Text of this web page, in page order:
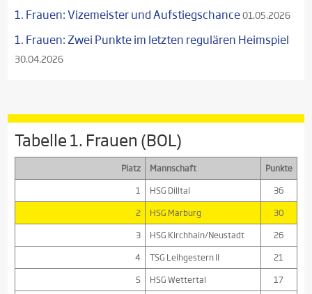
1. Frauen: Vizemeister und Aufstiegschance01.05.2026
1. Frauen: Zwei Punkte im letzten regulären Heimspiel
30.04.2026
Tabelle 1. Frauen (BOL)
Platz Mannschaft
Punkte
1
HSG Dilltal
36
2
HSG Marburg
30
3
HSG Kirchhain/Neustadt
26
4
TSG Leihgestern II
21
5
HSG Wettertal
17